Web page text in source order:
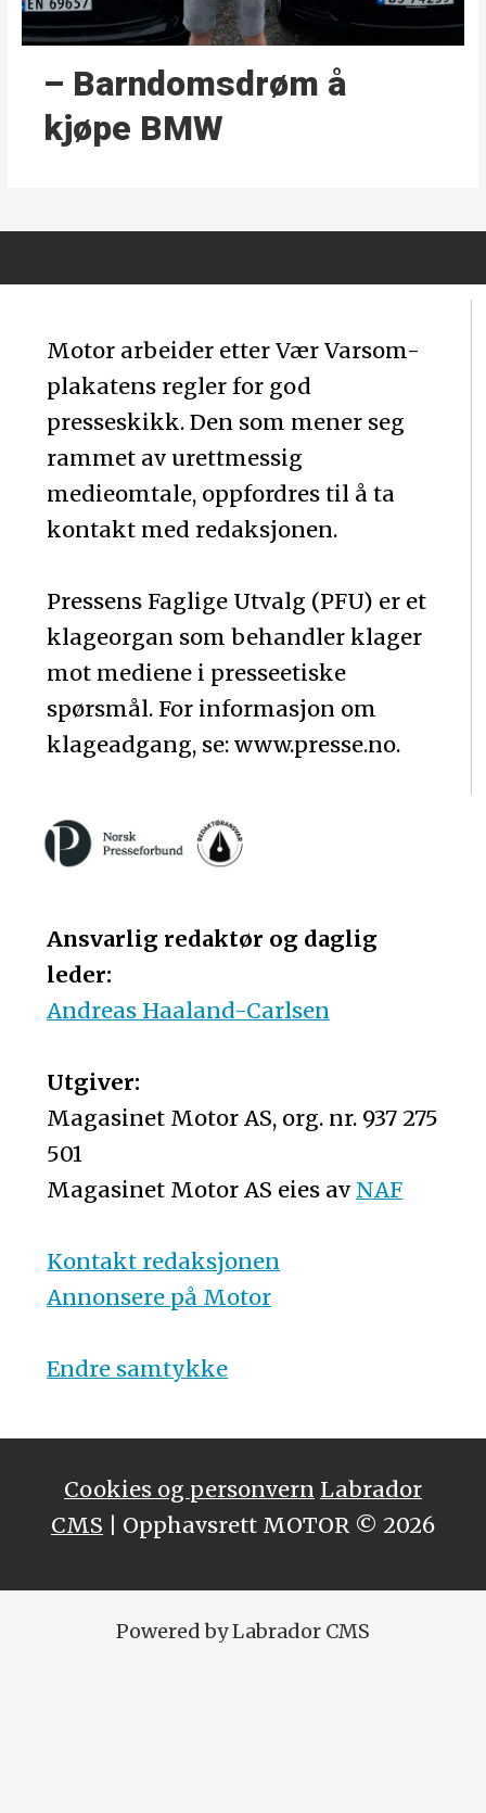
– Barndoms­drøm å
kjøpe BMW
Motor arbeider etter Vær Varsom-
plakatens regler for god
presseskikk. Den som mener seg
rammet av urettmessig
medieomtale, oppfordres til å ta
kontakt med redaksjonen.
Pressens Faglige Utvalg (PFU) er et
klageorgan som behandler klager
mot mediene i presseetiske
spørsmål. For informasjon om
klageadgang, se: www.presse.no.
Ansvarlig redaktør og daglig
leder:
Andreas Haaland-Carlsen
Utgiver:
Magasinet Motor AS, org. nr. 937 275
501
Magasinet Motor AS eies av NAF
Kontakt redaksjonen
Annonsere på Motor
Endre samtykke
Cookies og personvern Labrador
CMS | Opphavsrett MOTOR © 2026
Powered by Labrador CMS